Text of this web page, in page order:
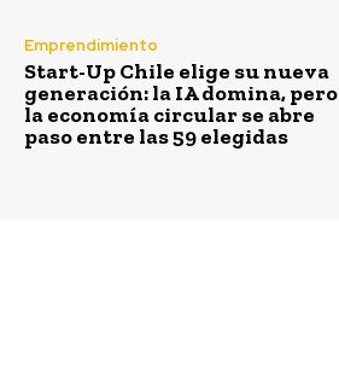
Emprendimiento
Start-Up Chile elige su nueva
generación: la IA domina, pero
la economía circular se abre
paso entre las 59 elegidas